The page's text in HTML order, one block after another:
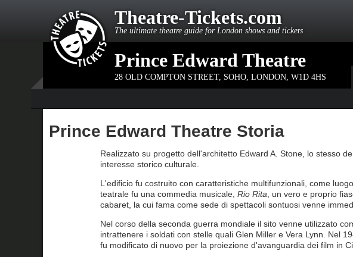
Theatre-Tickets.com
The ultimate theatre guide for London shows and tickets
Prince Edward Theatre
28 OLD COMPTON STREET, SOHO, LONDON, W1D 4HS
Prince Edward Theatre Storia
Realizzato su progetto dell'architetto Edward A. Stone, lo stesso
interesse storico culturale.
L'edificio fu costruito con caratteristiche multifunzionali, come
teatrale fu una commedia musicale, Rio Rita , un vero e proprio
cabaret, la cui fama come sede di spettacoli sontuosi venne
Nel corso della seconda guerra mondiale il sito venne utilizzato
intrattenere i soldati con stelle quali Glen Miller e Vera Lynn. Nel
fu modificato di nuovo per la proiezione d'avanguardia dei film in